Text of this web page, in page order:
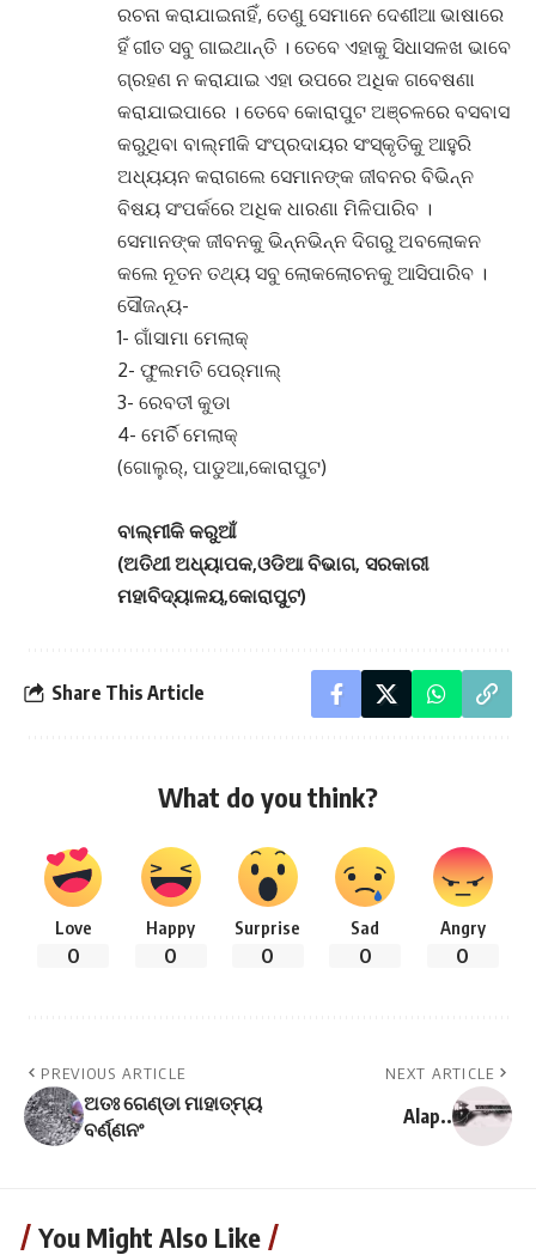
ରଚନା କରାଯାଇନାହିଁ, ତେଣୁ ସେମାନେ ଦେଶୀଆ ଭାଷାରେ
ହିଁ ଗୀତ ସବୁ ଗାଇଥାନ୍ତି । ତେବେ ଏହାକୁ ସିଧାସଳଖ ଭାବେ
ଗ୍ରହଣ ନ କରାଯାଇ ଏହା ଉପରେ ଅଧିକ ଗବେଷଣା
କରାଯାଇପାରେ । ତେବେ କୋରାପୁଟ ଅଞ୍ଚଳରେ ବସବାସ
କରୁଥିବା ବାଲ୍ମୀକି ସଂପ୍ରଦାୟର ସଂସ୍କୃତିକୁ ଆହୁରି
ଅଧ୍ୟୟନ କରାଗଲେ ସେମାନଙ୍କ ଜୀବନର ବିଭିନ୍ନ
ବିଷୟ ସଂପର୍କରେ ଅଧିକ ଧାରଣା ମିଳିପାରିବ ।
ସେମାନଙ୍କ ଜୀବନକୁ ଭିନ୍ନଭିନ୍ନ ଦିଗରୁ ଅବଲୋକନ
କଲେ ନୂତନ ତଥ୍ୟ ସବୁ ଲୋକଲୋଚନକୁ ଆସିପାରିବ ।
ସୌଜନ୍ୟ-
1- ଗାଁସାମା ମେଲାକ୍‌
2- ଫୁଲମତି ପେର୍‌ମାଲ୍‌
3- ରେବତୀ କୁଡା
4- ମେର୍ଚି ମେଲାକ୍‌
(ଗୋଲୁର୍‌, ପାଡୁଆ,କୋରାପୁଟ)
ବାଲ୍ମୀକି କରୁଆଁ
(ଅତିଥୀ ଅଧ୍ୟାପକ,ଓଡିଆ ବିଭାଗ, ସରକାରୀ
ମହାବିଦ୍ୟାଳୟ,କୋରାପୁଟ)
Share This Article
What do you think?
Love
0
Happy
0
Surprise
0
Sad
0
Angry
0
PREVIOUS ARTICLE
ଅତଃ ଗେଣ୍ଡା ମାହାତ୍ମ୍ୟ
ବର୍ଣ୍ଣନଂ
NEXT ARTICLE
Alap..
You Might Also Like